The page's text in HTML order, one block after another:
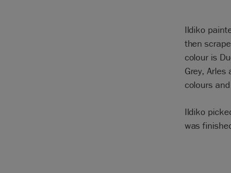
Ildiko
then
colour is
Grey,
colours
Ildiko
was